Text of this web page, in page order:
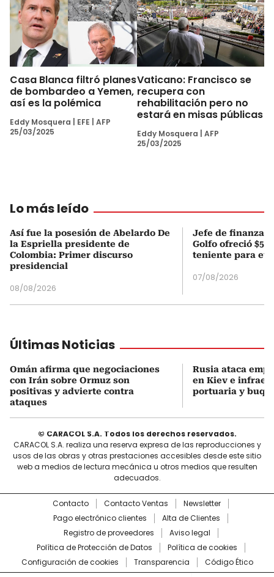
Casa Blanca filtró planes
de bombardeo a Yemen,
así es la polémica
Eddy Mosquera EFE
AFP
25/03/2025
Vaticano: Francisco se
recupera con
rehabilitación pero no
estará en misas públicas
Eddy Mosquera
AFP
25/03/2025
Lo más leído
Así fue la posesión de Abelardo De
la Espriella presidente de
Colombia: Primer discurso
presidencial
08/08/2026
Jefe de finanzas
Golfo ofreció
teniente para
07/08/2026
Últimas Noticias
Omán afirma que negociaciones
con Irán sobre Ormuz son
positivas y advierte contra
ataques
Rusia ataca
en Kiev e
portuaria y
© CARACOL S.A. Todos los derechos reservados.
CARACOL S.A. realiza una reserva expresa de las reproducciones y
usos de las obras y otras prestaciones accesibles desde este sitio
web a medios de lectura mecánica u otros medios que resulten
adecuados.
Contacto Contacto Ventas
Newsletter
Pago electrónico clientes
Alta de Clientes
Registro de proveedores
Aviso legal
Política de Protección de Datos
Política de cookies
Configuración de cookies
Transparencia Código Ético